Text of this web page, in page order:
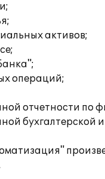
активов;
операций;
отчетности по
бухгалтерской и